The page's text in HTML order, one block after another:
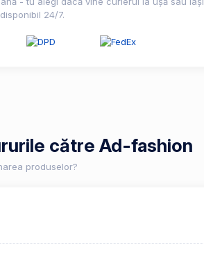
24/7.
către Ad-fashion
produselor?